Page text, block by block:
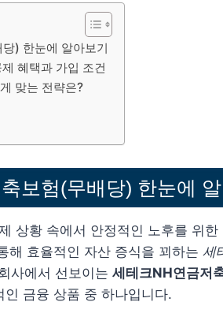
) 한눈에 알아보기
혜택과 가입 조건
맞는 전략은?
보험(무배당) 한눈에
상황 속에서 안정적인 노후를 위
해 효율적인 자산 증식을 꾀하는 세
사에서 선보이는 세테크NH연금저
금융 상품 중 하나입니다.